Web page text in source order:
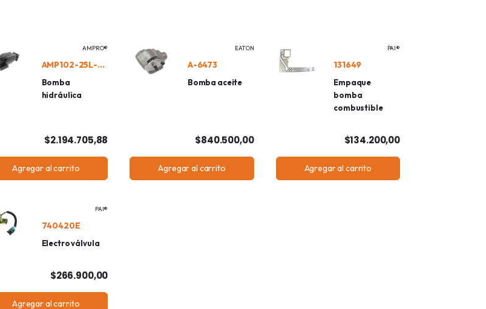
AMPRO®
AMP102-25L-AS
Bomba
hidráulica
$2.194.705,88
Agregar al carrito
EATON
A-6473
Bomba aceite
$840.500,00
Agregar al carrito
PAI®
131649
Empaque
bomba
combustible
$134.200,00
Agregar al carrito
PAI®
740420E
Electro válvula
$266.900,00
Agregar al carrito